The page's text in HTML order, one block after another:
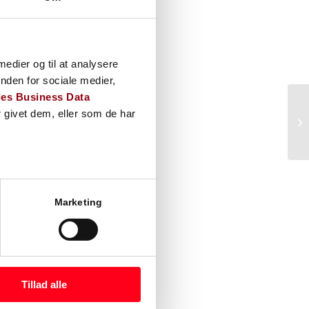
og til at analysere
for sociale medier,
Business Data
dem, eller som de har
Marketing
Tillad alle
opgaven. En kompetent
på et
uden at der gås på
besparelser hjem.
parter. Aftalen skal
fra start. Med